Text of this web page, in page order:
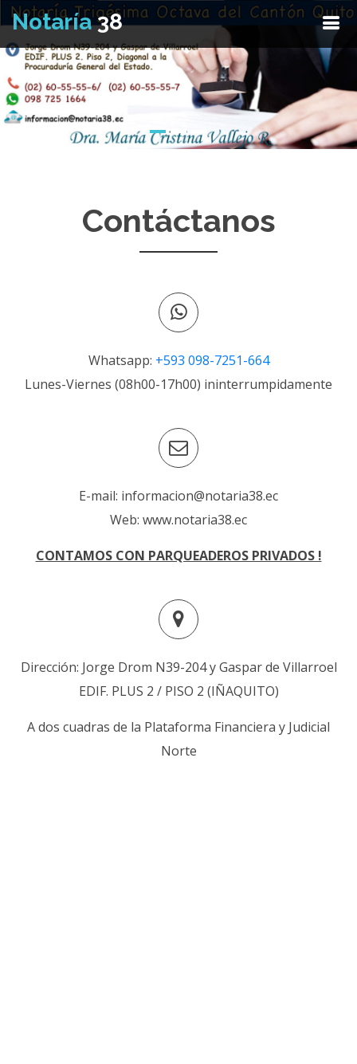
Notaría38
Contáctanos
Whatsapp: +593 098-7251-664
Lunes-Viernes (08h00-17h00) ininterrumpidamente
E-mail: informacion@notaria38.ec
Web: www.notaria38.ec
CONTAMOS CON PARQUEADEROS PRIVADOS !
Dirección: Jorge Drom N39-204 y Gaspar de Villarroel
EDIF. PLUS 2 / PISO 2 (IÑAQUITO)
A dos cuadras de la Plataforma Financiera y Judicial
Norte